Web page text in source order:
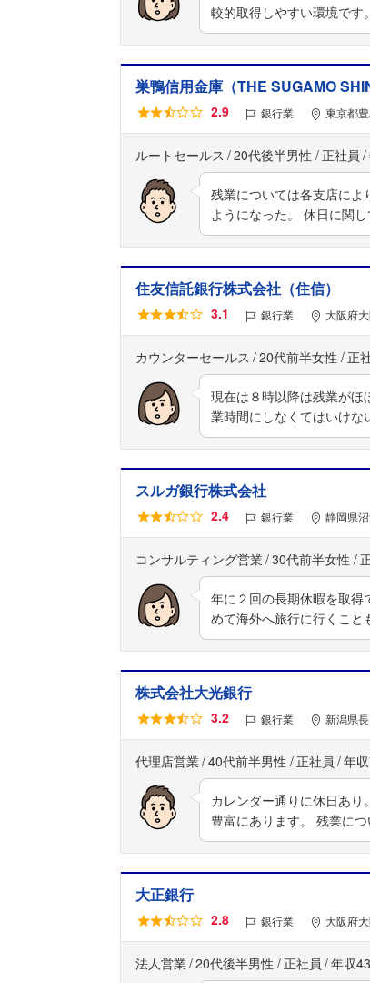
較的取得しやすい環境で
巣鴨信用金庫（THE SUGAMO
2.9 銀行業 東京都
ルートセールス 20代後半男性 正社員
残業については各支店によ
ようになった。 休日に関
住友信託銀行株式会社（住信）
3.1 銀行業 大阪府
カウンターセールス 20代前半女性 正
現在は８時以降は残業が
業時間にしなくてはいけ
スルガ銀行株式会社
2.4 銀行業 静岡県
コンサルティング営業 30代前半女性
年に２回の長期休暇を取得
めて海外へ旅行に行くこ
株式会社大光銀行
3.2 銀行業 新潟県
代理店営業 40代前半男性 正社員 年
カレンダー通りに休日あ
豊富にあります。 残業に
大正銀行
2.8 銀行業 大阪府
法人営業 20代後半男性 正社員 年収